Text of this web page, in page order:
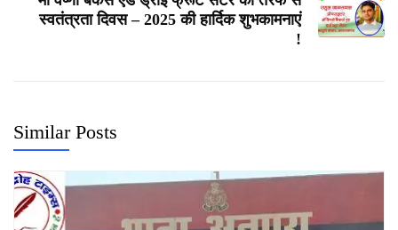
स्वतंत्रता दिवस – 2025 की हार्दिक शुभकामनाएं
!
Similar Posts